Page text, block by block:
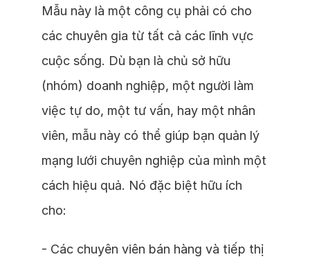
Mẫu này là một công cụ phải có cho
các chuyên gia từ tất cả các lĩnh vực
cuộc sống. Dù bạn là chủ sở hữu
(nhóm) doanh nghiệp, một người làm
việc tự do, một tư vấn, hay một nhân
viên, mẫu này có thể giúp bạn quản lý
mạng lưới chuyên nghiệp của mình một
cách hiệu quả. Nó đặc biệt hữu ích
cho:
- Các chuyên viên bán hàng và tiếp thị